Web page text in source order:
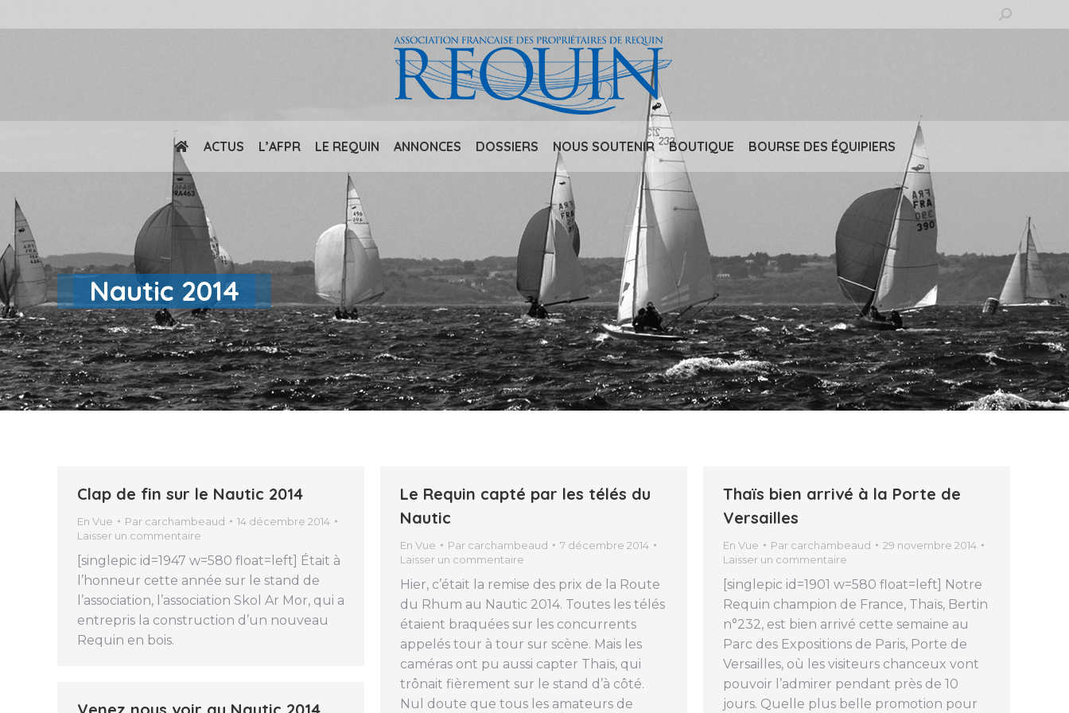
Recherche
:
ACTUS L’AFPR LE REQUIN ANNONCES DOSSIERS NOUS SOUTENIR BOUTIQUE BOURSE DES ÉQUIPIERS
Nautic 2014
Clap de fin sur le Nautic 2014
En Vue Par carchambeaud
14 décembre 2014
Laisser un commentaire
[singlepic id=1947 w=580 float=left] Était à
l’honneur cette année sur le stand de
l’association, l’association Skol Ar Mor, qui a
entrepris la construction d’un nouveau
Requin en bois.
Le Requin capté par les télés du
Nautic
En Vue Par carchambeaud
7 décembre 2014
Laisser un commentaire
Hier, c’était la remise des prix de la Route
du Rhum au Nautic 2014. Toutes les télés
étaient braquées sur les concurrents
appelés tour à tour sur scène. Mais les
caméras ont pu aussi capter Thaïs, qui
trônait fièrement sur le stand d’à côté.
Nul doute que tous les amateurs de
Thaïs bien arrivé à la Porte de
Versailles
En Vue Par carchambeaud
29 novembre 2014
Laisser un commentaire
[singlepic id=1901 w=580 float=left] Notre
Requin champion de France, Thaïs, Bertin
n°232, est bien arrivé cette semaine au
Parc des Expositions de Paris, Porte de
Versailles, où les visiteurs chanceux vont
pouvoir l’admirer pendant près de 10
jours. Quelle plus belle promotion pour